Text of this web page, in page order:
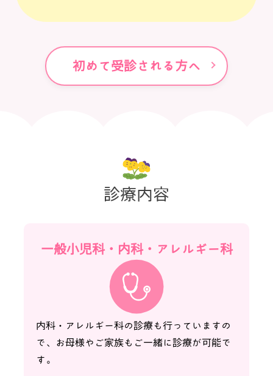
初めて受診される方へ
診療内容
一般小児科・内科・アレルギー科
内科・アレルギー科の診療も行っていますの
で、お母様やご家族もご一緒に診療が可能で
す。